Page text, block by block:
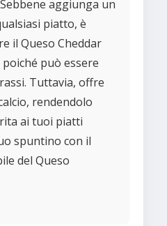
aggiunga un
piatto, è
il Queso Cheddar
può essere
Tuttavia, offre
rendendolo
ai tuoi piatti
spuntino con il
del Queso